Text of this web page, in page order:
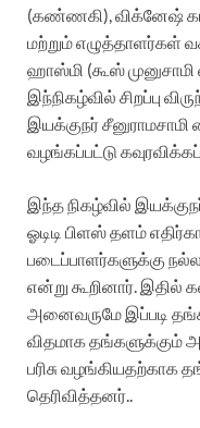
(கண்ணகி), விக்னேஷ்
மற்றும் எழுத்தாளர்கள்
ஹாஸ்மி (கூஸ்
இந்நிகழ்வில் சிறப்பு
இயக்குநர் சீனுராமசாமி
வழங்கப்பட்டு
இந்த நிகழ்வில்
ஓடிடி பிளஸ் தளம்
படைப்பாளர்களுக்கு
என்று கூறினார்.
அனைவருமே இப்படி
விதமாக தங்களுக்கும்
பரிசு வழங்கியதற்காக
தெரிவித்தனர்..